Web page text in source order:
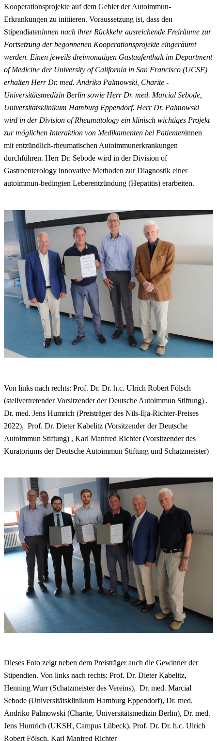
Kooperationsprojekte auf dem Gebiet der Autoimmun-
Erkrankungen zu initiieren. Voraussetzung ist, dass den
Stipendiateninnen nach ihrer Rückkehr ausreichende Freiräume zur
Fortsetzung der begonnenen Kooperationsprojekte eingeräumt
werden. Einen jeweils dreimonatigen Gastaufenthalt im Department
of Medicine der University of California in San Francisco (UCSF)
erhalten Herr Dr. med. Andriko Palmowski, Charite -
Universitätsmedizin Berlin sowie Herr Dr. med. Marcial Sebode,
Universitätsklinikum Hamburg Eppendorf. Herr Dr. Palmowski
wird in der Division of Rheumatology ein klinisch wichtiges Projekt
zur möglichen Interaktion von Medikamenten bei Patienteninnen
mit entzündlich-rheumatischen Autoimmunerkrankungen
durchführen. Herr Dr. Sebode wird in der Division of
Gastroenterology innovative Methoden zur Diagnostik einer
autoimmun-bedingten Leberentzündung (Hepatitis) erarbeiten.
Von links nach rechts: Prof. Dr. Dr. h.c. Ulrich Robert Fölsch
(stellvertretender Vorsitzender der Deutsche Autoimmun Stiftung) ,
Dr. med. Jens Humrich (Preisträger des Nils-Ilja-Richter-Preises
2022), Prof. Dr. Dieter Kabelitz (Vorsitzender der Deutsche
Autoimmun Stiftung) , Karl Manfred Richter (Vorsitzender des
Kuratoriums der Deutsche Autoimmun Stiftung und Schatzmeister)
Dieses Foto zeigt neben dem Preisträger auch die Gewinner der
Stipendien. Von links nach rechts: Prof. Dr. Dieter Kabelitz,
Henning Wurr (Schatzmeister des Vereins), Dr. med. Marcial
Sebode (Universitätsklinikum Hamburg Eppendorf), Dr. med.
Andriko Palmowski (Charite, Universitätsmedizin Berlin), Dr. med.
Jens Humrich (UKSH, Campus Lübeck), Prof. Dr. Dr. h.c. Ulrich
Robert Fölsch, Karl Manfred Richter